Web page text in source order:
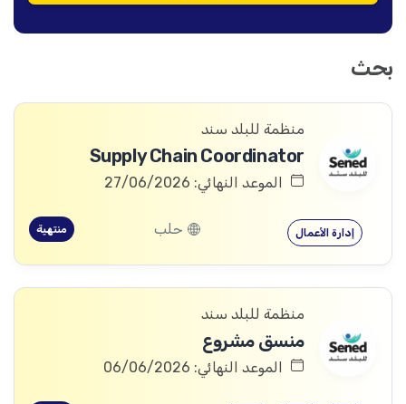
بحث
منظمة للبلد سند
Supply Chain Coordinator
الموعد النهائي: 27/06/2026
إدارة الأعمال حلب منتهية
منظمة للبلد سند
منسق مشروع
الموعد النهائي: 06/06/2026